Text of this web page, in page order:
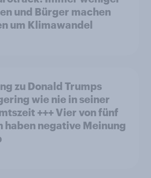
und Bürger machen
um Klimawandel
zu Donald Trumps
wie nie in seiner
+++ Vier von fünf
haben negative Meinung